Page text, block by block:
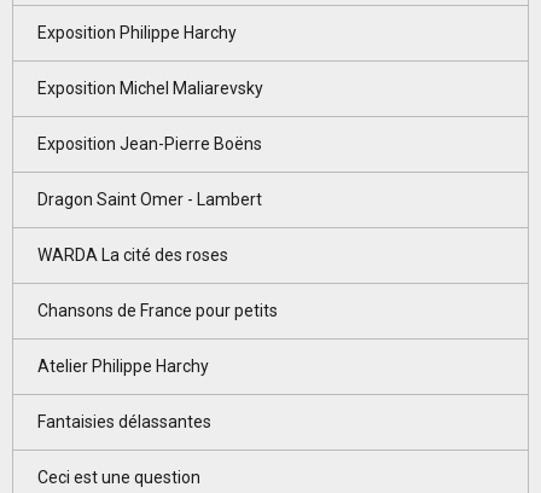
Exposition Philippe Harchy
Exposition Michel Maliarevsky
Exposition Jean-Pierre Boëns
Dragon Saint Omer - Lambert
WARDA La cité des roses
Chansons de France pour petits
Atelier Philippe Harchy
Fantaisies délassantes
Ceci est une question